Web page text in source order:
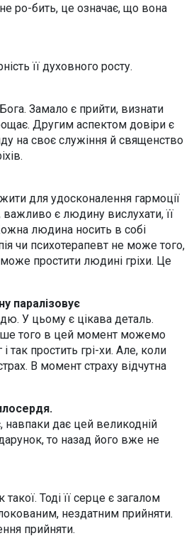
ро-бить, це означає, що вона
її духовного росту.
Замало є прийти, визнати
Другим аспектом довіри є
на своє служіння й священство
для удосконалення гармоції
є людину вислухати, її
людина носить в собі
чи психотерапевт не може того,
простити людині гріхи. Це
паралізовує
У цьому є цікава деталь.
того в цей момент можемо
так простить грі-хи. Але, коли
В момент страху відчутна
дає цей великодній
то назад його вже не
Тоді її серце є загалом
нездатним прийняти.
прийняти.